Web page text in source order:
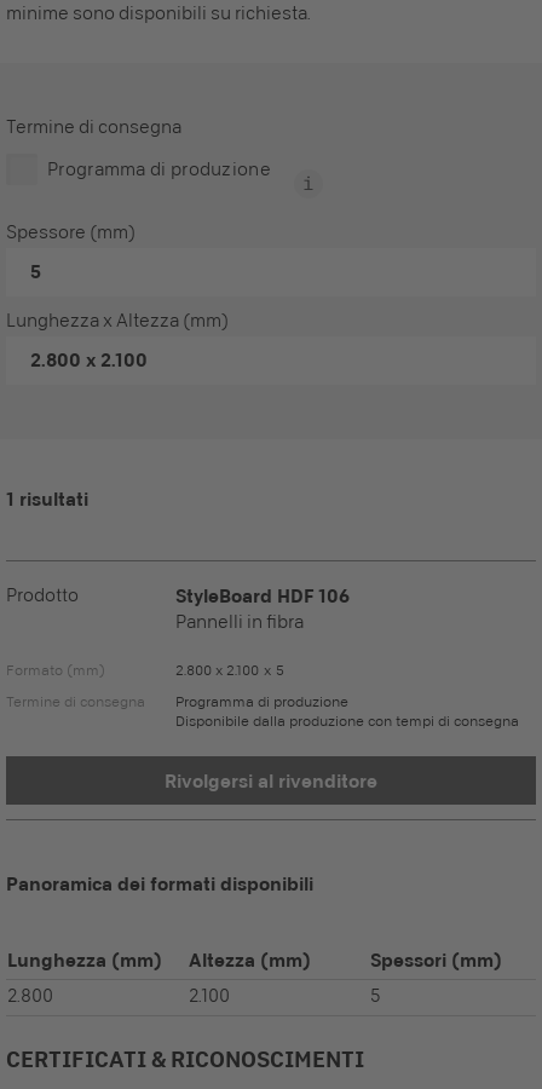
minime sono disponibili su richiesta.
Termine di consegna
Programma di produzione
Spessore (mm)
5
Lunghezza x Altezza (mm)
2.800 x 2.100
1 risultati
Prodotto StyleBoard HDF 106
Pannelli in fibra
Formato (mm)
2.800 x 2.100 x 5
Termine di consegna
Programma di produzione
Disponibile dalla produzione con tempi di consegna
Rivolgersi al rivenditore
Panoramica dei formati disponibili
Lunghezza (mm) Altezza (mm) Spessori (mm)
2.800 2.100 5
CERTIFICATI & RICONOSCIMENTI